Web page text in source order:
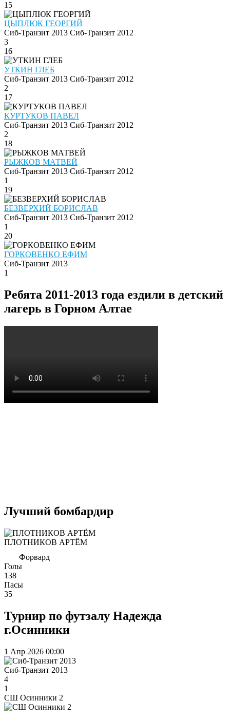
15
ЦЫПЛЮК ГЕОРГИЙ
Сиб-Транзит 2013 Сиб-Транзит 2012
3
16
УТКИН ГЛЕБ
Сиб-Транзит 2013 Сиб-Транзит 2012
2
17
КУРТУКОВ ПАВЕЛ
Сиб-Транзит 2013 Сиб-Транзит 2012
2
18
РЫЖКОВ МАТВЕЙ
Сиб-Транзит 2013 Сиб-Транзит 2012
1
19
БЕЗВЕРХИЙ БОРИСЛАВ
Сиб-Транзит 2013 Сиб-Транзит 2012
1
20
ГОРКОВЕНКО ЕФИМ
Сиб-Транзит 2013
1
Ребята 2011-2013 года ездили в детский
лагерь в Горном Алтае
Лучший бомбардир
ПЛОТНИКОВ АРТЁМ
Форвард
Голы
138
Пасы
35
Турнир по футзалу Надежда
г.Осинники
1 Апр 2026 00:00
Сиб-Транзит 2013
4
1
СШ Осинники 2